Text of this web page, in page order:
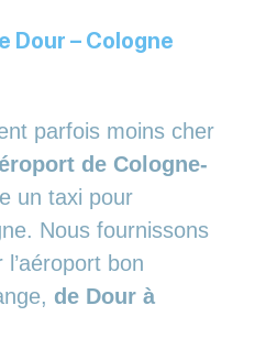
Dour – Cologne
parfois moins cher
de Cologne-
un taxi pour
Nous fournissons
bon
de Dour à